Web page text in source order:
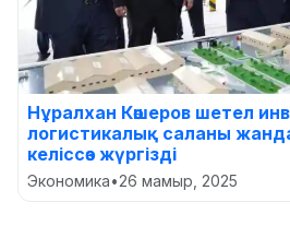
Нұралхан Көшеров шетел
логистикалық саланы
келіссөз жүргізді
Экономика•26 мамыр, 2025